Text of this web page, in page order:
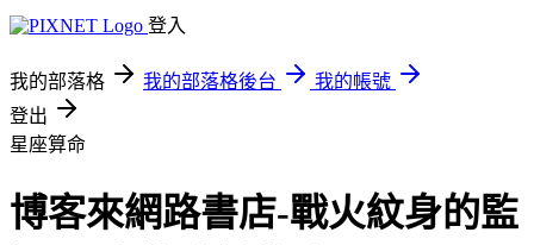
登入
我的部落格 我的部落格後台
我的帳號
登出
星座算命
博客來網路書店-戰火紋身的監